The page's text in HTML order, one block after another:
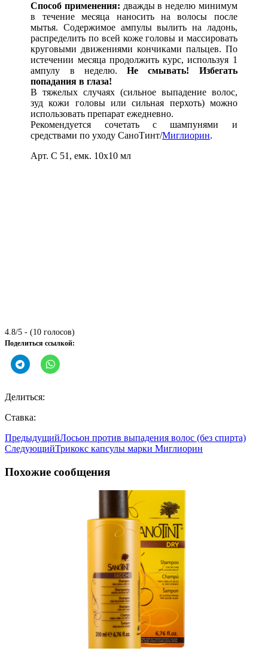
Способ применения: дважды в неделю минимум
в течение месяца наносить на волосы после
мытья. Содержимое ампулы вылить на ладонь,
распределить по всей коже головы и массировать
круговыми движениями кончиками пальцев. По
истечении месяца продолжить курс, используя 1
ампулу в неделю.Не смывать! Избегать
попадания в глаза!
В тяжелых случаях (сильное выпадение волос,
зуд кожи головы или сильная перхоть) можно
использовать препарат ежедневно.
Рекомендуется сочетать с шампунями и
средствами по уходу СаноТинт/Миглиорин.
Арт. С 51, емк. 10х10 мл
4.8/5 - (10 голосов)
Поделиться ссылкой:
Делиться:
Ставка:
ПредыдущийЛосьон против выпадения волос (без спирта)
СледующийТрикокс капсулы марки Миглиорин
Похожие сообщения